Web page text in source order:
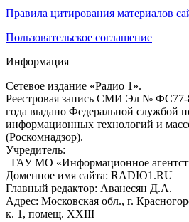
Правила цитирования материалов
Пользовательское соглашение
Информация
Сетевое издание «Радио 1».
Реестровая запись СМИ Эл № ФС77-
года выдано Федеральной службой
информационных технологий и
(Роскомнадзор).
Учредитель:
ГАУ МО «Информационное
Доменное имя сайта: RADIO1.RU
Главный редактор: Аванесян Д.А.
Адрес: Московская обл., г.
к. 1, помещ. XXIII